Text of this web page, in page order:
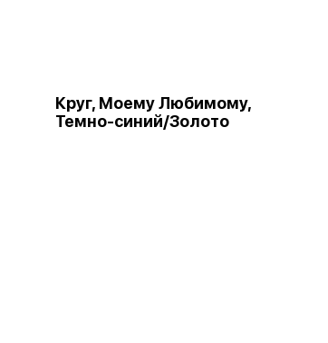
Круг, Моему Любимому,
Темно-синий/Золото